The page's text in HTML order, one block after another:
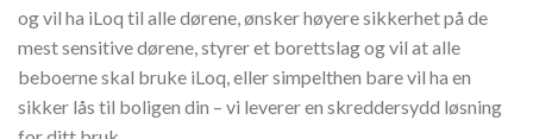
og vil ha iLoq til alle dørene, ønsker høyere sikkerhet på de
mest sensitive dørene, styrer et borettslag og vil at alle
beboerne skal bruke iLoq, eller simpelthen bare vil ha en
sikker lås til boligen din – vi leverer en skreddersydd løsning